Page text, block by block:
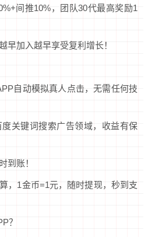
间推10%，团队30代最高奖励1
早加入越早享受复利增长！
自动模拟真人点击，无需任何技
关键词搜索广告领域，收益有保
到账！
，‌1金币=1元‌，随时提现，秒到支
？‌